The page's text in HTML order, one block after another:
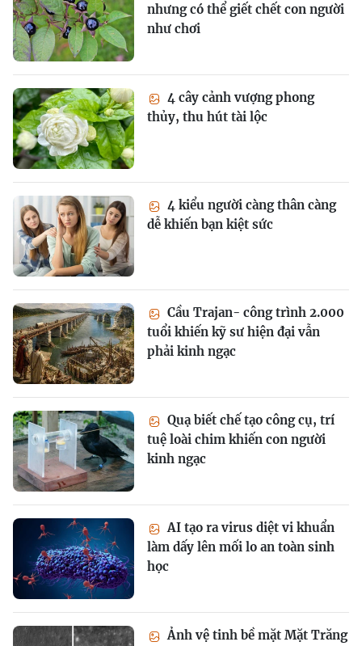
nhưng có thể giết chết con người
như chơi
4 cây cảnh vượng phong
thủy, thu hút tài lộc
4 kiểu người càng thân càng
dễ khiến bạn kiệt sức
Cầu Trajan- công trình 2.000
tuổi khiến kỹ sư hiện đại vẫn
phải kinh ngạc
Quạ biết chế tạo công cụ, trí
tuệ loài chim khiến con người
kinh ngạc
AI tạo ra virus diệt vi khuẩn
làm dấy lên mối lo an toàn sinh
học
Ảnh vệ tinh bề mặt Mặt Trăng